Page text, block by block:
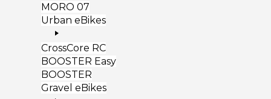
MORO 07
Urban eBikes
CrossCore RC
BOOSTER Easy
BOOSTER
Gravel eBikes